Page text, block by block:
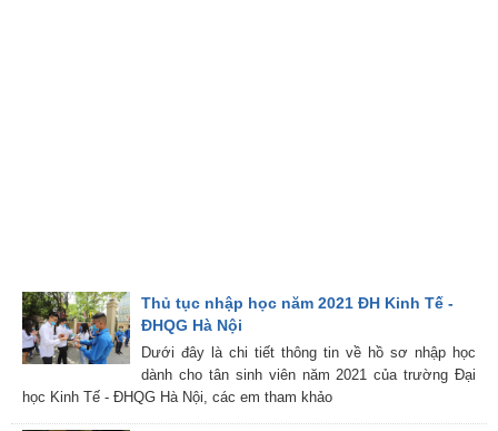
Thủ tục nhập học năm 2021 ĐH Kinh Tế -
ĐHQG Hà Nội
Dưới đây là chi tiết thông tin về hồ sơ nhập học
dành cho tân sinh viên năm 2021 của trường Đại
học Kinh Tế - ĐHQG Hà Nội, các em tham khảo